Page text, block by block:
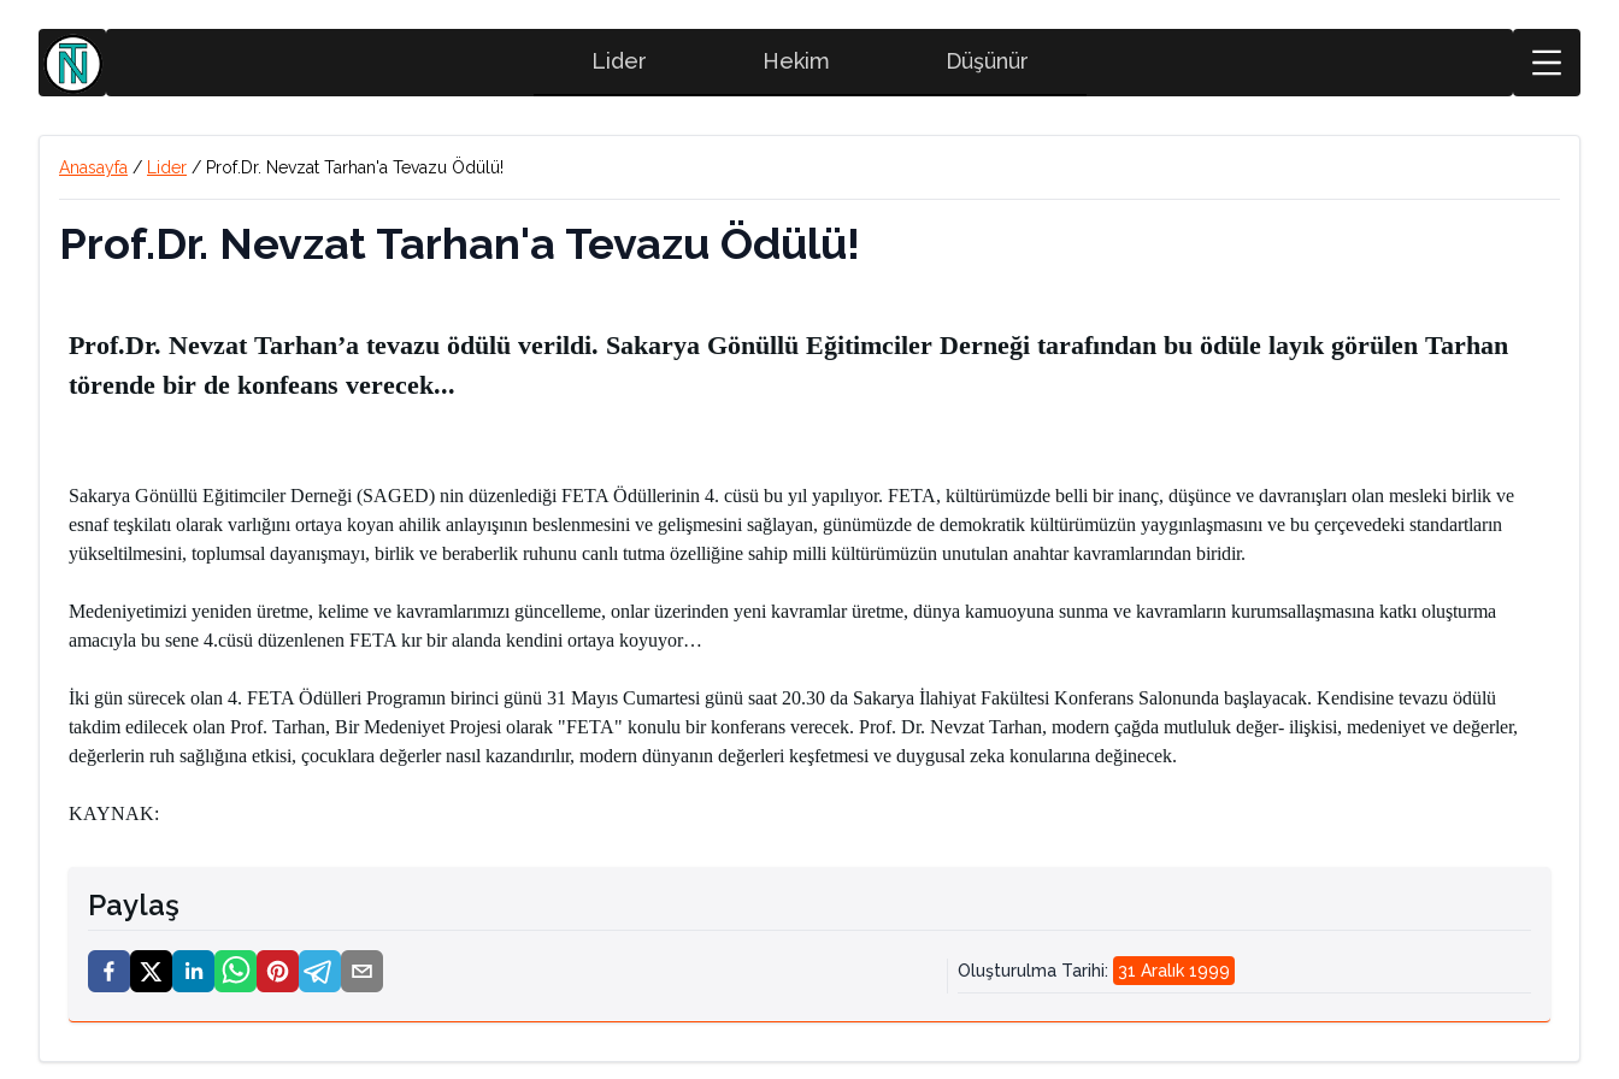
Lider Hekim Düşünür
Anasayfa / Lider / Prof.Dr. Nevzat Tarhan'a Tevazu Ödülü!
Prof.Dr. Nevzat Tarhan'a Tevazu Ödülü!
Prof.Dr. Nevzat Tarhan’a tevazu ödülü verildi. Sakarya Gönüllü Eğitimciler Derneği tarafından bu ödüle layık görülen Tarhan
törende bir de konfeans verecek...
Sakarya Gönüllü Eğitimciler Derneği (SAGED) nin düzenlediği FETA Ödüllerinin 4. cüsü bu yıl yapılıyor. FETA, kültürümüzde belli bir inanç, düşünce ve davranışları olan mesleki birlik ve
esnaf teşkilatı olarak varlığını ortaya koyan ahilik anlayışının beslenmesini ve gelişmesini sağlayan, günümüzde de demokratik kültürümüzün yaygınlaşmasını ve bu çerçevedeki standartların
yükseltilmesini, toplumsal dayanışmayı, birlik ve beraberlik ruhunu canlı tutma özelliğine sahip milli kültürümüzün unutulan anahtar kavramlarından biridir.
Medeniyetimizi yeniden üretme, kelime ve kavramlarımızı güncelleme, onlar üzerinden yeni kavramlar üretme, dünya kamuoyuna sunma ve kavramların kurumsallaşmasına katkı oluşturma
amacıyla bu sene 4.cüsü düzenlenen FETA kır bir alanda kendini ortaya koyuyor…
İki gün sürecek olan 4. FETA Ödülleri Programın birinci günü 31 Mayıs Cumartesi günü saat 20.30 da Sakarya İlahiyat Fakültesi Konferans Salonunda başlayacak. Kendisine tevazu ödülü
takdim edilecek olan Prof. Tarhan, Bir Medeniyet Projesi olarak "FETA" konulu bir konferans verecek. Prof. Dr. Nevzat Tarhan, modern çağda mutluluk değer- ilişkisi, medeniyet ve değerler,
değerlerin ruh sağlığına etkisi, çocuklara değerler nasıl kazandırılır, modern dünyanın değerleri keşfetmesi ve duygusal zeka konularına değinecek.
KAYNAK:
Paylaş
Oluşturulma Tarihi: 31 Aralık 1999